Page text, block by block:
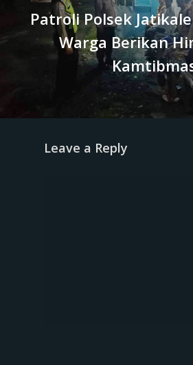
Patroli Polsek
Warga Berikan
Leave a Reply